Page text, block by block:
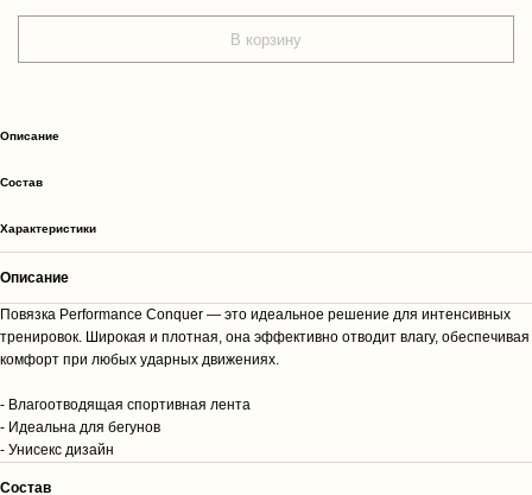
В корзину
Описание
Cостав
Характеристики
Описание
Повязка Performance Conquer — это идеальное решение для интенсивных
тренировок. Широкая и плотная, она эффективно отводит влагу, обеспечивая
комфорт при любых ударных движениях.
- Влагоотводящая спортивная лента
- Идеальна для бегунов
- Унисекс дизайн
Cостав